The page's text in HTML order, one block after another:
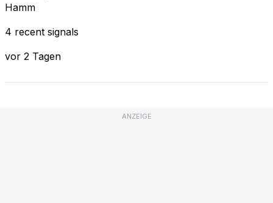
Hamm
4 recent signals
vor 2 Tagen
ANZEIGE